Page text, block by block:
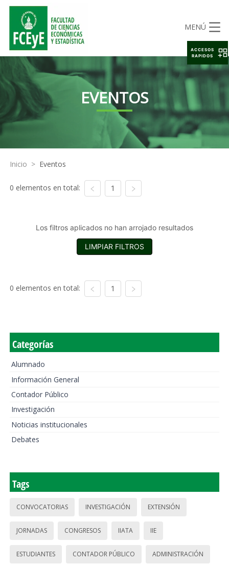
MENÚ
EVENTOS
Inicio > Eventos
0 elementos en total: 1
Los filtros aplicados no han arrojado resultados
LIMPIAR FILTROS
0 elementos en total: 1
Categorías
Alumnado
Información General
Contador Público
Investigación
Noticias institucionales
Debates
Tags
CONVOCATORIAS INVESTIGACIÓN EXTENSIÓN
JORNADAS CONGRESOS IIATA IIE
ESTUDIANTES CONTADOR PÚBLICO ADMINISTRACIÓN
ACCESOS
RAPIDOS